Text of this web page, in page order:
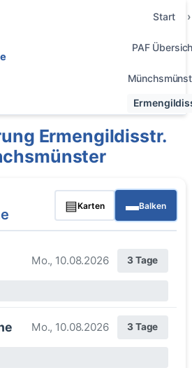
Start
PAF
Ermengildisstr.
▤Karten ▬Balken
Mo., 10.08.2026 3 Tage
Mo., 10.08.2026 3 Tage